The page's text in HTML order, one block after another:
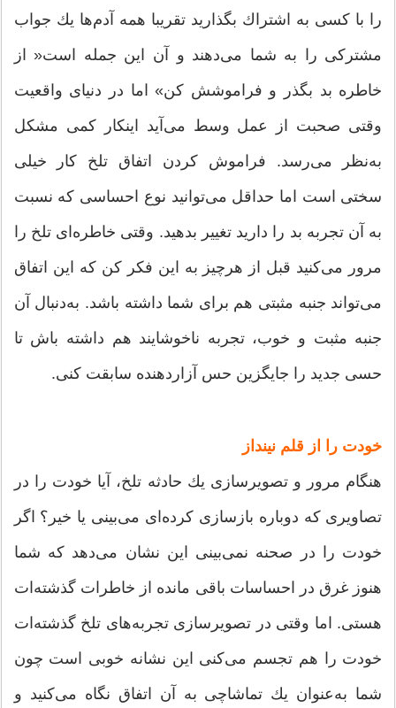
را با كسی به اشتراك بگذارید تقریبا همه آدم‌ها یك جواب
مشتركی را به شما می‌دهند و آن این جمله است« از
خاطره بد بگذر و فراموشش كن» اما در دنیای واقعیت
وقتی صحبت از عمل وسط می‌آید اینكار كمی مشكل
به‌نظر می‌رسد. فراموش كردن اتفاق تلخ كار خیلی
سختی است اما حداقل می‌توانید نوع احساسی كه نسبت
به آن تجربه بد را دارید تغییر بدهید. وقتی خاطره‌ای تلخ را
مرور می‌كنید قبل از هرچیز به این فكر كن كه این اتفاق
می‌تواند جنبه مثبتی هم برای شما داشته باشد. به‌دنبال آن
جنبه مثبت و خوب، تجربه ناخوشایند هم داشته باش تا
حسی جدید را جایگزین حس آزاردهنده سابقت كنی.
خودت را از قلم نینداز
هنگام مرور و تصویرسازی یك حادثه تلخ، آیا خودت را در
تصاویری كه دوباره بازسازی كرده‌ای می‌بینی یا خیر؟ اگر
خودت را در صحنه نمی‌بینی این نشان می‌دهد كه شما
هنوز غرق در احساسات باقی مانده از خاطرات گذشته‌ات
هستی. اما وقتی در تصویرسازی تجربه‌های تلخ گذشته‌ات
خودت را هم تجسم می‌كنی این نشانه خوبی است چون
شما به‌عنوان یك تماشاچی به آن اتفاق نگاه می‌كنید و